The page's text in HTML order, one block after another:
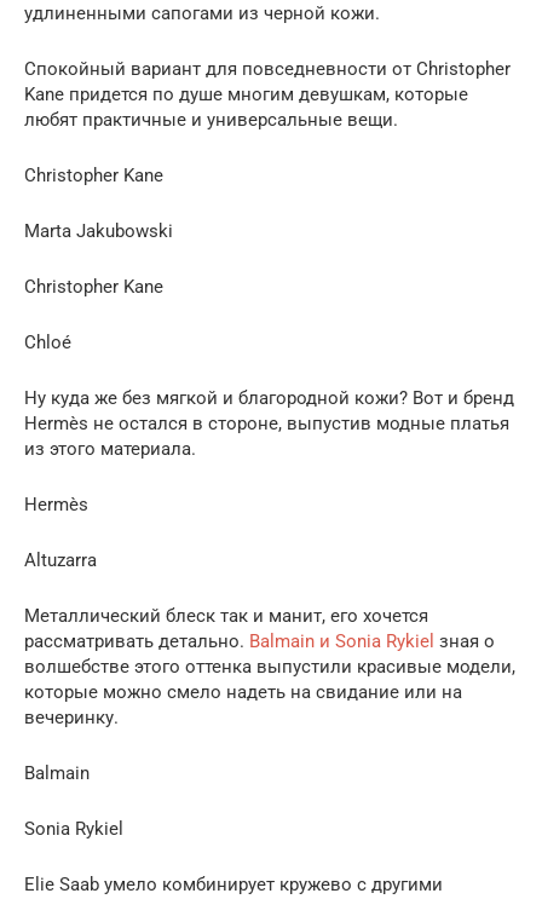
удлиненными сапогами из черной кожи.
Спокойный вариант для повседневности от Christopher
Kane придется по душе многим девушкам, которые
любят практичные и универсальные вещи.
Christopher Kane
Marta Jakubowski
Christopher Kane
Chloé
Ну куда же без мягкой и благородной кожи? Вот и бренд
Hermès не остался в стороне, выпустив модные платья
из этого материала.
Hermès
Altuzarra
Металлический блеск так и манит, его хочется
рассматривать детально. Balmain и Sonia Rykiel зная о
волшебстве этого оттенка выпустили красивые модели,
которые можно смело надеть на свидание или на
вечеринку.
Balmain
Sonia Rykiel
Elie Saab умело комбинирует кружево с другими